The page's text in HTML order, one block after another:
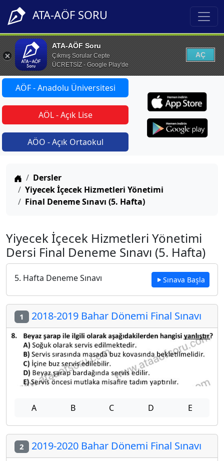
ATA-AÖF SORU
ATA-AÖF Soru
Çıkmış Sorular Cepte
ÜCRETSİZ - Google Play'de
AÇ
AÖF - Anadolu Üniversitesi
AÖL - Açık Lise
AÖO - Açık Ortaokul
Anasayfa
Dersler
Yiyecek İçecek Hizmetleri Yönetimi
Final Deneme Sınavı (5. Hafta)
Yiyecek İçecek Hizmetleri Yönetimi
Dersi Final Deneme Sınavı (5. Hafta)
5. Hafta Deneme Sınavı Sınava Başla
1 2018-2019 Bahar Dönemi Final Sınavı
A B C D E
2 2019-2020 Bahar Dönemi Final Sınavı